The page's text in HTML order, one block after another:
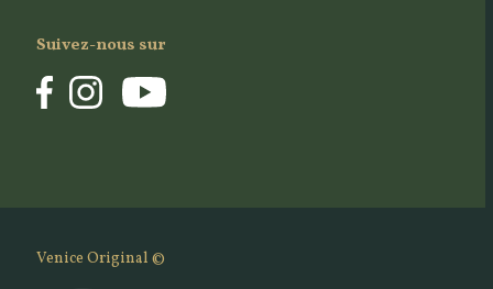
Suivez-nous sur
Venice Original ©